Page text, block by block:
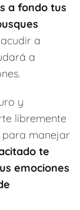
a fondo tus
a
a
y
libremente
para manejar
te
emociones